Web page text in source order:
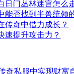
日门丛林迷宫怎么
能否找到半兽统领
传奇中借力成长？
速提升攻击力？
奇私服中实现财富